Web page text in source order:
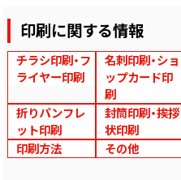
印刷に関する情報
チラシ印刷・フ
ライヤー印刷
名刺印刷・ショ
ップカード印
刷
折りパンフレ
ット印刷
封筒印刷・挨拶
状印刷
印刷方法 その他